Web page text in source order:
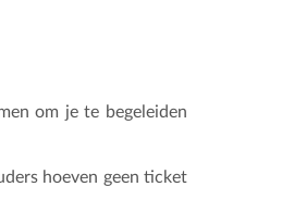
om je te begeleiden
hoeven geen ticket